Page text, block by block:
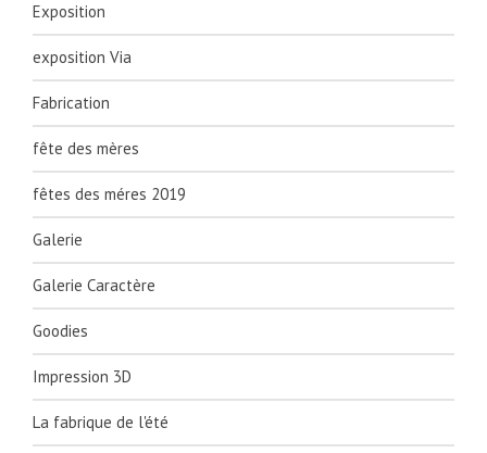
Exposition
exposition Via
Fabrication
fête des mères
fêtes des méres 2019
Galerie
Galerie Caractère
Goodies
Impression 3D
La fabrique de l'été